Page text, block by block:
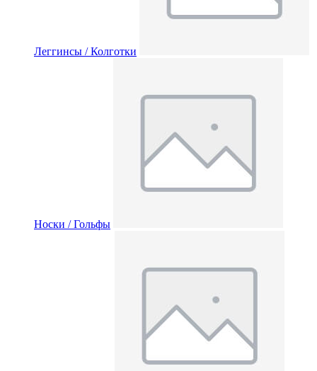
Леггинсы / Колготки
Носки / Гольфы